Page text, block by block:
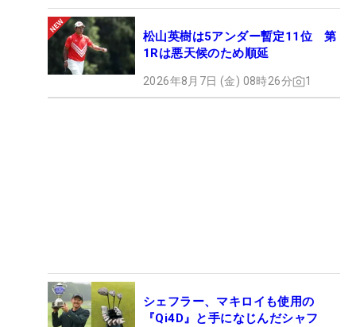
松山英樹は5アンダー暫定11位 第
1Rは悪天候のため順延
2026年8月7日 (金) 08時26分 1
シェフラー、マキロイも使用の
『Qi4D』と手になじんだシャフ